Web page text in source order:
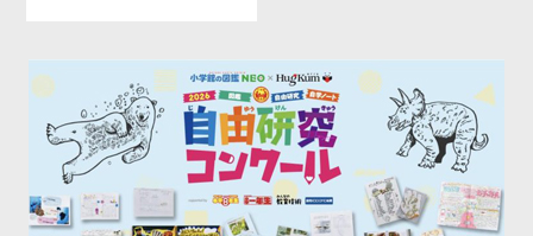
暇において最大の悩みの
タネは「勉強」。学習ス
ケジュールを立て規則正
しく勉強するのが難し
[…]